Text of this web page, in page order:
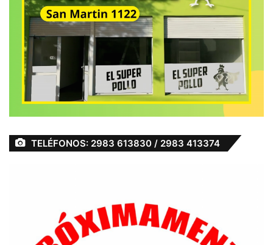
TELÉFONOS: 2983 613830 / 2983 413374